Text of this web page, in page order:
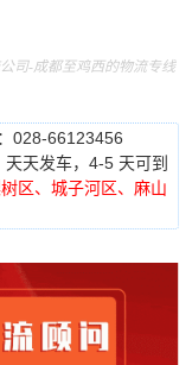
司-成都至鸡西的物流专线
028-66123456
天发车，4-5 天可到
区、城子河区、麻山